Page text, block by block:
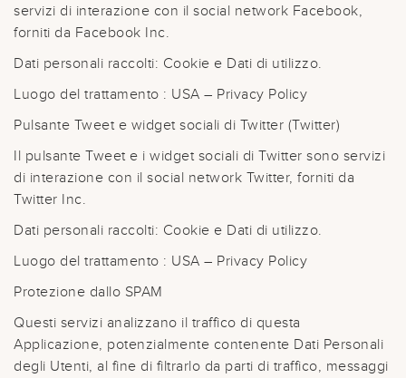
servizi di interazione con il social network Facebook,
forniti da Facebook Inc.
Dati personali raccolti: Cookie e Dati di utilizzo.
Luogo del trattamento : USA – Privacy Policy
Pulsante Tweet e widget sociali di Twitter (Twitter)
Il pulsante Tweet e i widget sociali di Twitter sono servizi
di interazione con il social network Twitter, forniti da
Twitter Inc.
Dati personali raccolti: Cookie e Dati di utilizzo.
Luogo del trattamento : USA – Privacy Policy
Protezione dallo SPAM
Questi servizi analizzano il traffico di questa
Applicazione, potenzialmente contenente Dati Personali
degli Utenti, al fine di filtrarlo da parti di traffico, messaggi